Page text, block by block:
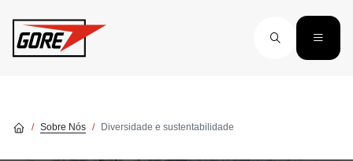
Sobre Nós Diversidade e sustentabilidade